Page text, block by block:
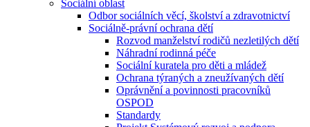
Sociální oblast
Odbor sociálních věcí, školství a zdravotnictví
Sociálně-právní ochrana dětí
Rozvod manželství rodičů nezletilých dětí
Náhradní rodinná péče
Sociální kuratela pro děti a mládež
Ochrana týraných a zneužívaných dětí
Oprávnění a povinnosti pracovníků
OSPOD
Standardy